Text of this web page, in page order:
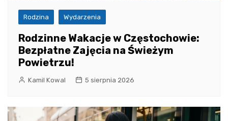
Rodzina Wydarzenia
Rodzinne Wakacje w Częstochowie:
Bezpłatne Zajęcia na Świeżym
Powietrzu!
Kamil Kowal 5 sierpnia 2026